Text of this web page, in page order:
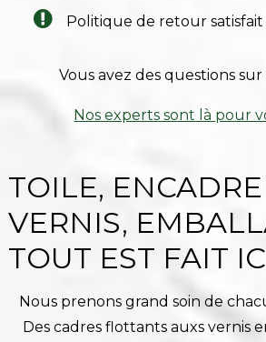
Politique de retour
Vous avez des questions
Nos experts sont là pour
TOILE,
VERNIS,
TOUT EST FAIT
Nous prenons grand soin de
Des cadres flottants auxs vernis